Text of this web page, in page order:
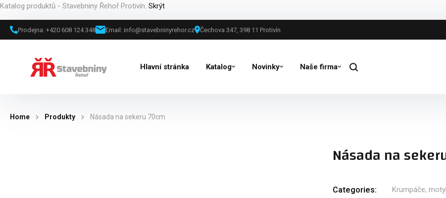
Katalog produktů - Stavebniny Řehoř Protivín. Skrýt
Prodejna: +420 608 124 348 Email: info@stavebninyrehor.cz Čechova 347, 398 11 Protivín
Hlavní stránka Katalog Novinky Naše firma
Home Produkty Násada na sekeru 70cm
Násada na
Categories: Krumpáče,